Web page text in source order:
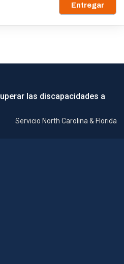
Entregar
las discapacidades a
Servicio North Carolina & Florida